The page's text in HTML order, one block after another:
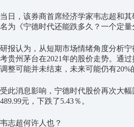
当日，该券商首席经济学家韦志超和
名为《宁德时代还能跌多久？一个定量
研报认为，从短期市场情绪角度分析
考贵州茅台在2021年的股价走势。通
调整可能并未结束，未来可能仍有20%
受此消息影响，宁德时代股价再次大
489.99元，下跌了5.43％。
韦志超何许人也？